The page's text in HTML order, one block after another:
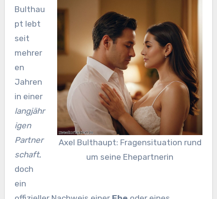
Axel Bulthaupt: Fragensituation rund
um seine Ehepartnerin
Bulthau
pt lebt
seit
mehrer
en
Jahren
in einer
langjähr
igen
Partner
schaft,
doch
ein